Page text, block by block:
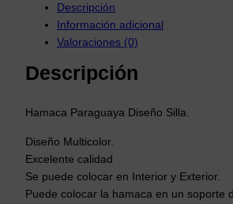
a
a
a
g
u
a
Descripción
Información adicional
Valoraciones (0)
Descripción
Hamaca Paraguaya Diseño Silla.
Diseño Multicolor.
Excelente calidad
Se puede colocar en Interior y Exterior.
Puede colocar la hamaca en un soporte